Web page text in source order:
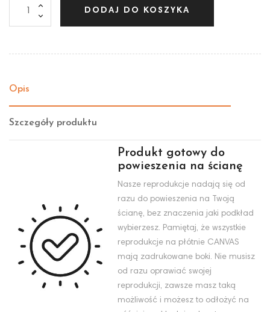
DODAJ DO KOSZYKA
Opis
Szczegóły produktu
Produkt gotowy do
powieszenia na ścianę
Nasze reprodukcje nadają się od
razu do powieszenia na Twoją
ścianę, bez znaczenia jaki podkład
wybierzesz. Pamiętaj, że wszystkie
reprodukcje na płótnie CANVAS
mają zadrukowane boki. Nie musisz
od razu oprawiać swojej
reprodukcji, zawsze masz taką
możliwość i możesz to odłożyć na